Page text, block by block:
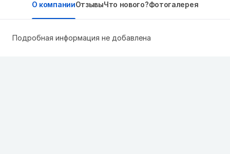
О компанииОтзывыЧто нового?Фотогалерея
Подробная информация не добавлена